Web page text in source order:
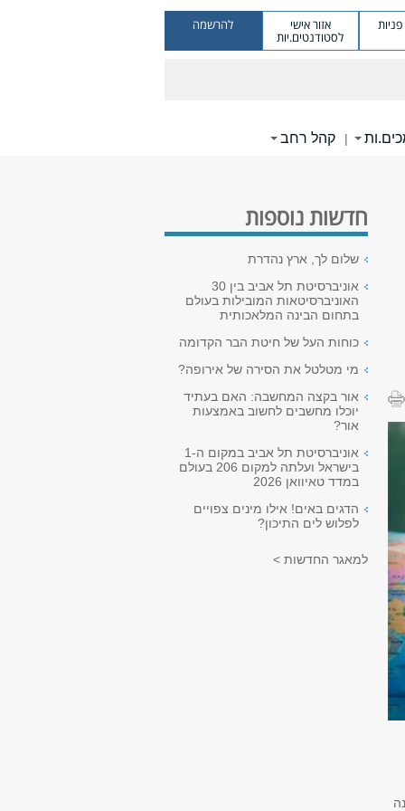
אזור אישי
לסטודנטים.יות
להרשמה
| קהל רחב
הינה
חדשות נוספות
שלום לך, ארץ נהדרת
אוניברסיטת תל אביב בין 30
האוניברסיטאות המובילות בעולם
בתחום הבינה המלאכותית
כוחות העל של חיטת הבר הקדומה
מי מטלטל את הסירה של אירופה?
אור בקצה המחשבה: האם בעתיד
יוכלו מחשבים לחשוב באמצעות
אור?
אוניברסיטת תל אביב במקום ה-1
בישראל ועלתה למקום 206 בעולם
במדד טאיוואן 2026
הדגים באים! אילו מינים צפויים
לפלוש לים התיכון?
למאגר החדשות >